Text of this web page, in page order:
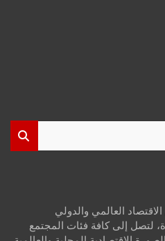
العالمي والدولي
لتصل إلى كافة فئات المجتمع